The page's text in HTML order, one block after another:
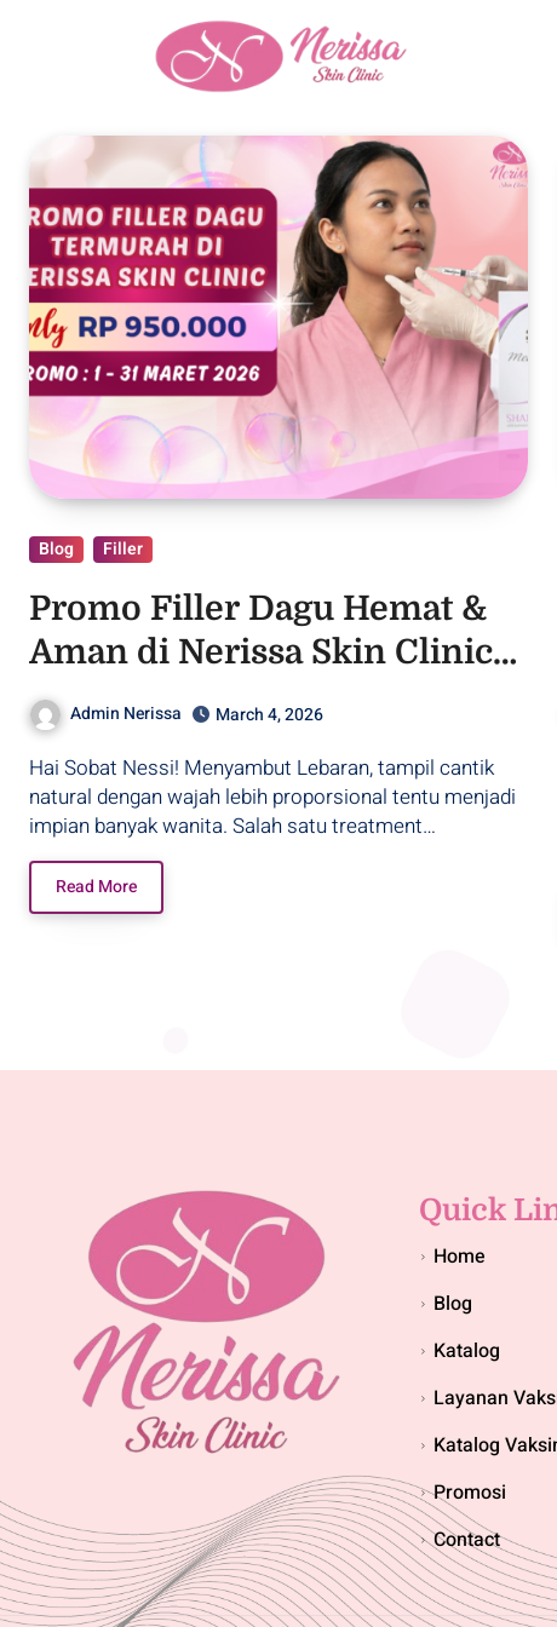
Blog Filler
Promo Filler Dagu Hemat &
Aman di Nerissa Skin Clinic
Purwodadi
Admin Nerissa March 4, 2026
Hai Sobat Nessi! Menyambut Lebaran, tampil cantik
natural dengan wajah lebih proporsional tentu menjadi
impian banyak wanita. Salah satu treatment…
Read More
Quick
Home
Blog
Katalog
Layanan
Katalog
Promosi
Contact